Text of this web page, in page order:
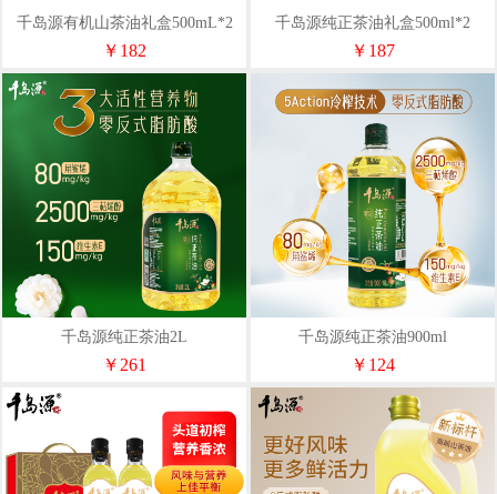
千岛源有机山茶油礼盒500mL*2
￥182
千岛源纯正茶油礼盒500ml*2
￥187
千岛源纯正茶油2L
￥261
千岛源纯正茶油900ml
￥124